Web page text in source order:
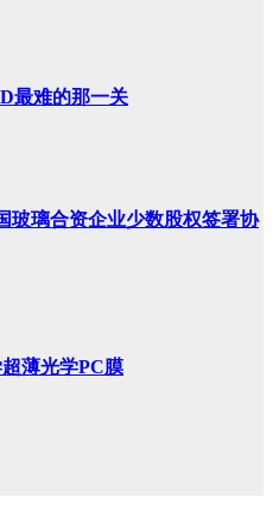
最难的那一关
玻璃合资企业少数股权签署协
薄光学PC膜